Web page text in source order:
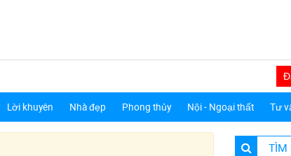
Lời khuyên Nhà đẹp Phong thủy Nội - Ngoại thất Tư
TÌM